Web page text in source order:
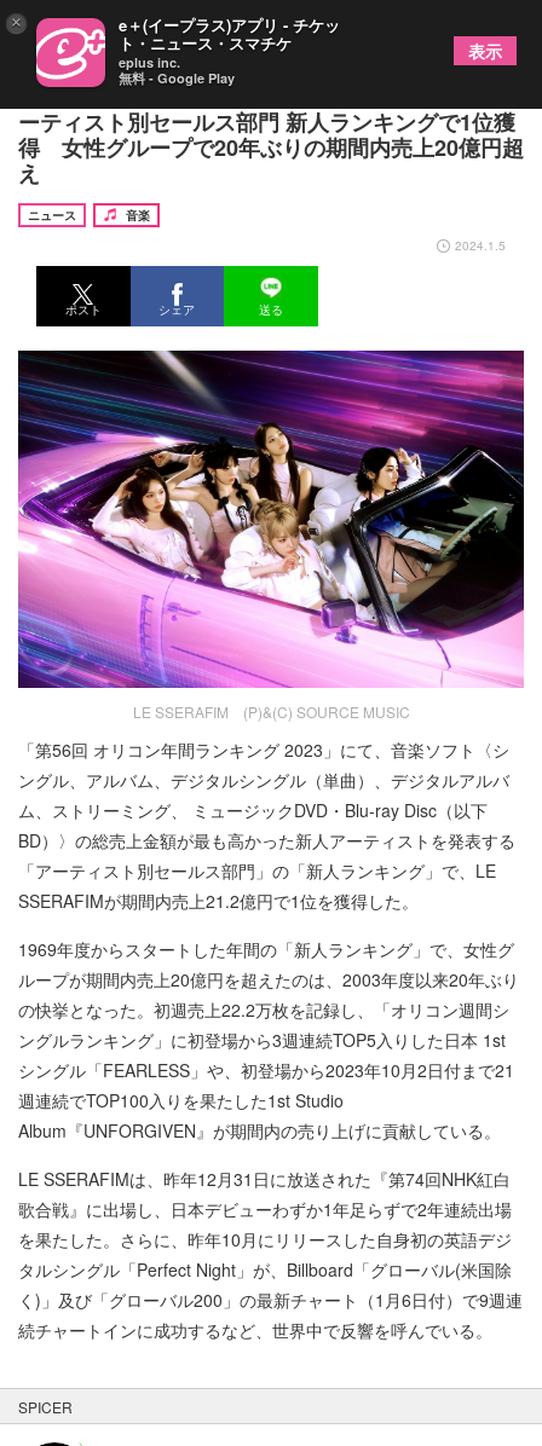
LE SSERAFIM、オリコン年間ランキング 2023 ア
ーティスト別セールス部門 新人ランキングで1位獲
得 女性グループで20年ぶりの期間内売上20億円超
え
ニュース
音楽
2024.1.5
ポスト シェア 送る
LE SSERAFIM (P)&(C) SOURCE MUSIC
「第56回 オリコン年間ランキング 2023」にて、音楽ソフト〈シ
ングル、アルバム、デジタルシングル（単曲）、デジタルアルバ
ム、ストリーミング、 ミュージックDVD・Blu-ray Disc（以下
BD）〉の総売上金額が最も高かった新人アーティストを発表する
「アーティスト別セールス部門」の「新人ランキング」で、LE
SSERAFIMが期間内売上21.2億円で1位を獲得した。
1969年度からスタートした年間の「新人ランキング」で、女性グ
ループが期間内売上20億円を超えたのは、2003年度以来20年ぶり
の快挙となった。初週売上22.2万枚を記録し、「オリコン週間シ
ングルランキング」に初登場から3週連続TOP5入りした日本 1st
シングル「FEARLESS」や、初登場から2023年10月2日付まで21
週連続でTOP100入りを果たした1st Studio
Album『UNFORGIVEN』が期間内の売り上げに貢献している。
LE SSERAFIMは、昨年12月31日に放送された『第74回NHK紅白
歌合戦』に出場し、日本デビューわずか1年足らずで2年連続出場
を果たした。さらに、昨年10月にリリースした自身初の英語デジ
タルシングル「Perfect Night」が、Billboard「グローバル(米国除
く)」及び「グローバル200」の最新チャート（1月6日付）で9週連
続チャートインに成功するなど、世界中で反響を呼んでいる。
SPICER
× e＋(イープラス)アプリ - チケッ
ト・ニュース・スマチケ
eplus inc.
無料 - Google Play
表示